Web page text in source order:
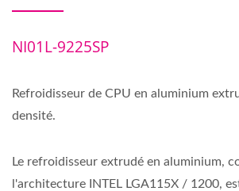
NI01L-9225SP
Refroidisseur de CPU en aluminium
densité.
Le refroidisseur extrudé en aluminium,
l'architecture INTEL LGA115X / 1200,